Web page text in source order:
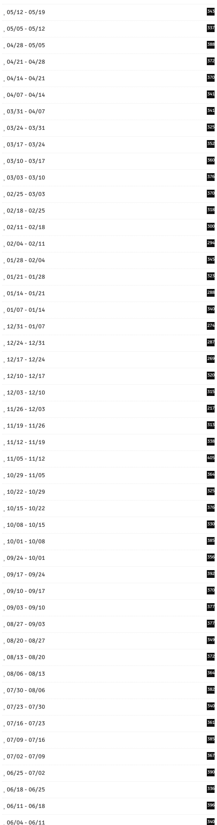
05/12 - 05/19 343
05/05 - 05/12 337
04/28 - 05/05 388
04/21 - 04/28 372
04/14 - 04/21 370
04/07 - 04/14 341
03/31 - 04/07 341
03/24 - 03/31 325
03/17 - 03/24 352
03/10 - 03/17 360
03/03 - 03/10 376
02/25 - 03/03 370
02/18 - 02/25 318
02/11 - 02/18 300
02/04 - 02/11 294
01/28 - 02/04 345
01/21 - 01/28 323
01/14 - 01/21 288
01/07 - 01/14 340
12/31 - 01/07 274
12/24 - 12/31 287
12/17 - 12/24 269
12/10 - 12/17 320
12/03 - 12/10 315
11/26 - 12/03 217
11/19 - 11/26 313
11/12 - 11/19 338
11/05 - 11/12 405
10/29 - 11/05 364
10/22 - 10/29 325
10/15 - 10/22 376
10/08 - 10/15 330
10/01 - 10/08 385
09/24 - 10/01 356
09/17 - 09/24 392
09/10 - 09/17 370
09/03 - 09/10 377
08/27 - 09/03 377
08/20 - 08/27 349
08/13 - 08/20 372
08/06 - 08/13 364
07/30 - 08/06 382
07/23 - 07/30 340
07/16 - 07/23 361
07/09 - 07/16 385
07/02 - 07/09 367
06/25 - 07/02 390
06/18 - 06/25 336
06/11 - 06/18 396
06/04 - 06/11 340